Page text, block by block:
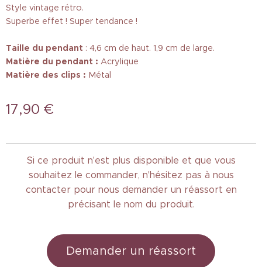
Style vintage rétro.
Superbe effet ! Super tendance !
Taille du pendant : 4,6 cm de haut. 1,9 cm de large.
Matière du pendant : Acrylique
Matière des clips : Métal
17,90 €
Si ce produit n'est plus disponible et que vous
souhaitez le commander, n'hésitez pas à nous
contacter pour nous demander un réassort en
précisant le nom du produit.
Demander un réassort